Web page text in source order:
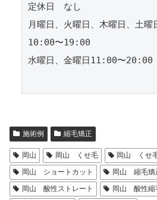
定休日　なし
月曜日、火曜日、木曜日、土曜
10:00〜19:00
水曜日、金曜日11:00〜20:00
施術例 縮毛矯正
岡山 岡山 くせ毛
岡山 くせ
岡山 ショートカット
岡山 縮毛矯
岡山 酸性ストレート
岡山 酸性縮